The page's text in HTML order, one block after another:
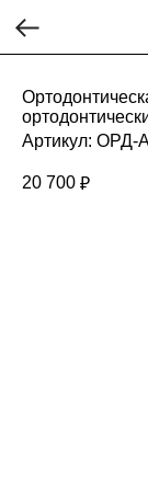
Артикул: ОРД-
20 700 ₽